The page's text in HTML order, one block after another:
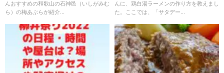
んおすすめの和歌山の石神邑（いしがみむ
ら）の梅あぶらが紹介...
んに、鶏白湯ラーメンの作り方を教えまし
た。ここでは、「サタデー...